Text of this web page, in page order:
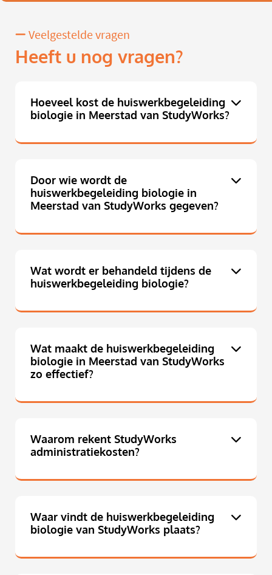
Veelgestelde vragen
Heeft u nog vragen?
Hoeveel kost de huiswerkbegeleiding
biologie in Meerstad van StudyWorks?
Door wie wordt de
huiswerkbegeleiding biologie in
Meerstad van StudyWorks gegeven?
Wat wordt er behandeld tijdens de
huiswerkbegeleiding biologie?
Wat maakt de huiswerkbegeleiding
biologie in Meerstad van StudyWorks
zo effectief?
Waarom rekent StudyWorks
administratiekosten?
Waar vindt de huiswerkbegeleiding
biologie van StudyWorks plaats?